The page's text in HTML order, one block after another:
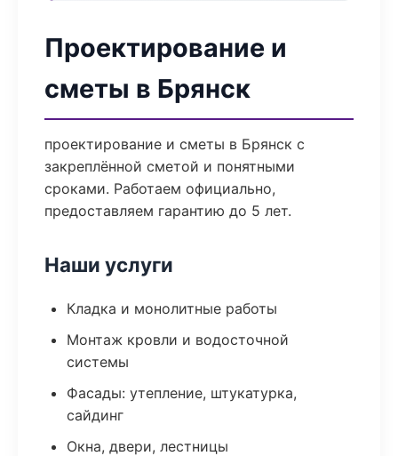
Проектирование и
сметы в Брянск
проектирование и сметы в Брянск с
закреплённой сметой и понятными
сроками. Работаем официально,
предоставляем гарантию до 5 лет.
Наши услуги
Кладка и монолитные работы
Монтаж кровли и водосточной
системы
Фасады: утепление, штукатурка,
сайдинг
Окна, двери, лестницы